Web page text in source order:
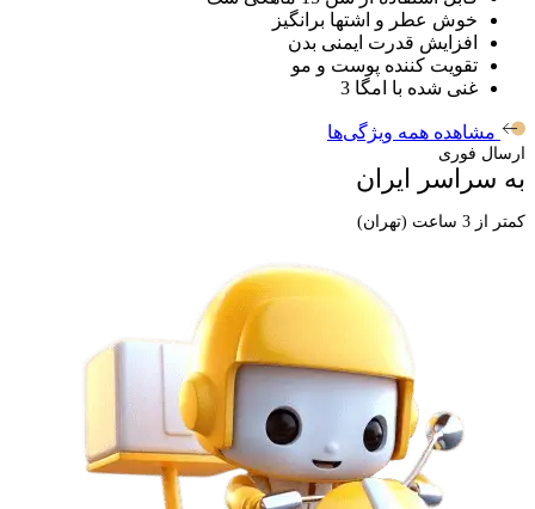
خوش عطر و اشتها برانگیز
افزایش قدرت ایمنی بدن
تقویت کننده پوست و مو
غنی شده با امگا 3
مشاهده همه ویژگی‌ها
ارسال فوری
به سراسر ایران
کمتر از 3 ساعت (تهران)